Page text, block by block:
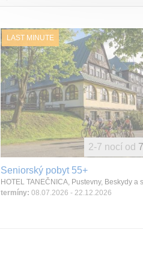
LAST MINUTE
Seniorský pobyt 55+
termíny: 08.07.2026 - 22.12.2026
2-7 nocí od